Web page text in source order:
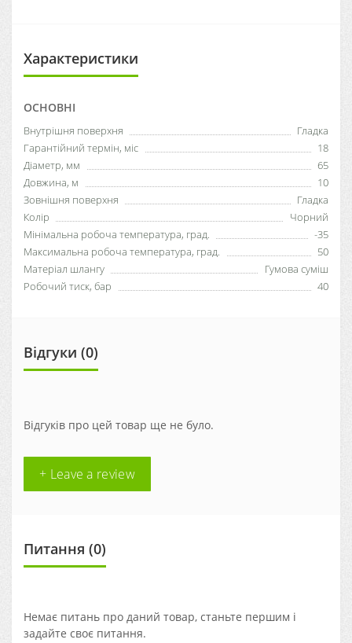
Характеристики
ОСНОВНІ
Внутрішня поверхня
Гладка
Гарантійний термін, міс
18
Діаметр, мм
65
Довжина, м
10
Зовнішня поверхня
Гладка
Колір
Чорний
Мінімальна робоча температура, град.
-35
Максимальна робоча температура, град.
50
Матеріал шлангу
Гумова суміш
Робочий тиск, бар
40
Відгуки (0)
Відгуків про цей товар ще не було.
+ Leave a review
Питання (0)
Немає питань про даний товар, станьте першим і
задайте своє питання.